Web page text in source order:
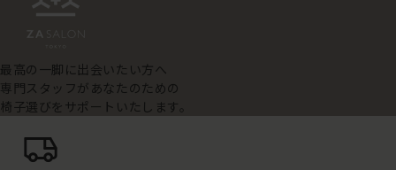
最高の一脚に出会いたい方へ
専門スタッフがあなたのための
椅子選びをサポートいたします。